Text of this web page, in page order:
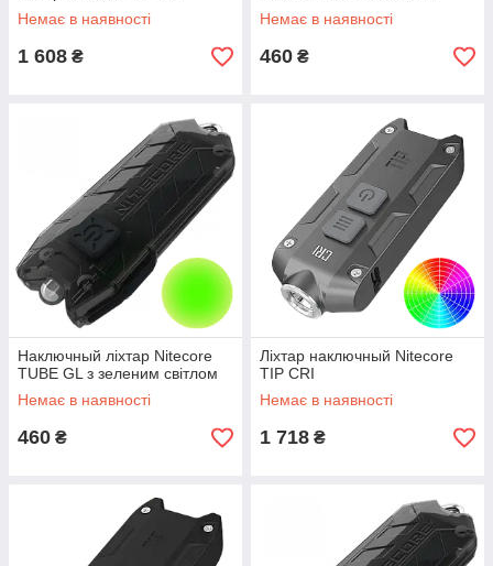
Немає в наявності
1 608 ₴
Немає в наявності
460 ₴
Наключный ліхтар Nitecore
TUBE GL з зеленим світлом
Немає в наявності
460 ₴
Ліхтар наключный Nitecore
TIP CRI
Немає в наявності
1 718 ₴